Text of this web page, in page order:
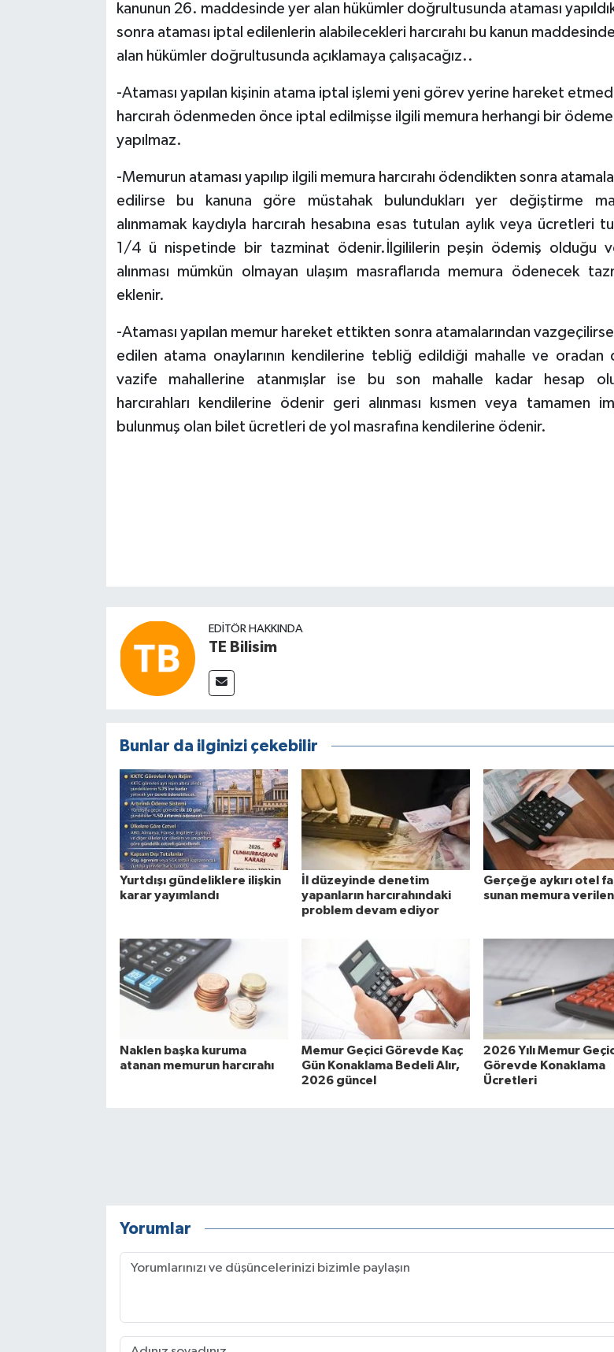
kanunun 26. maddesinde yer alan hükümler doğrultusunda ataması
sonra ataması iptal edilenlerin alabilecekleri harcırahı bu kanun
alan hükümler doğrultusunda açıklamaya çalışacağız..
-Ataması yapılan kişinin atama iptal işlemi yeni görev yerine hareket
harcırah ödenmeden önce iptal edilmişse ilgili memura herhangi bir ödeme
yapılmaz.
-Memurun ataması yapılıp ilgili memura harcırahı ödendikten sonra
edilirse bu kanuna göre müstahak bulundukları yer değiştirme
alınmamak kaydıyla harcırah hesabına esas tutulan aylık veya ücretleri
1/4 ü nispetinde bir tazminat ödenir.İlgililerin peşin ödemiş olduğu
alınması mümkün olmayan ulaşım masraflarıda memura ödenecek
eklenir.
-Ataması yapılan memur hareket ettikten sonra atamalarından
edilen atama onaylarının kendilerine tebliğ edildiği mahalle ve oradan
vazife mahallerine atanmışlar ise bu son mahalle kadar hesap
harcırahları kendilerine ödenir geri alınması kısmen veya tamamen
bulunmuş olan bilet ücretleri de yol masrafına kendilerine ödenir.
EDITÖR HAKKINDA
TE Bilisim
Bunlar da ilginizi çekebilir
Yurtdışı gündeliklere ilişkin
karar yayımlandı
İl düzeyinde denetim
yapanların harcırahındaki
problem devam ediyor
Gerçeğe aykırı otel
sunan memura
Naklen başka kuruma
atanan memurun harcırahı
Memur Geçici Görevde Kaç
Gün Konaklama Bedeli Alır,
2026 güncel
2026 Yılı Memur
Görevde Konaklama
Ücretleri
Yorumlar